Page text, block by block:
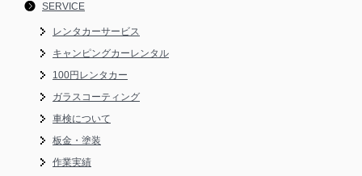
SERVICE
レンタカーサービス
キャンピングカーレンタル
100円レンタカー
ガラスコーティング
車検について
板金・塗装
作業実績